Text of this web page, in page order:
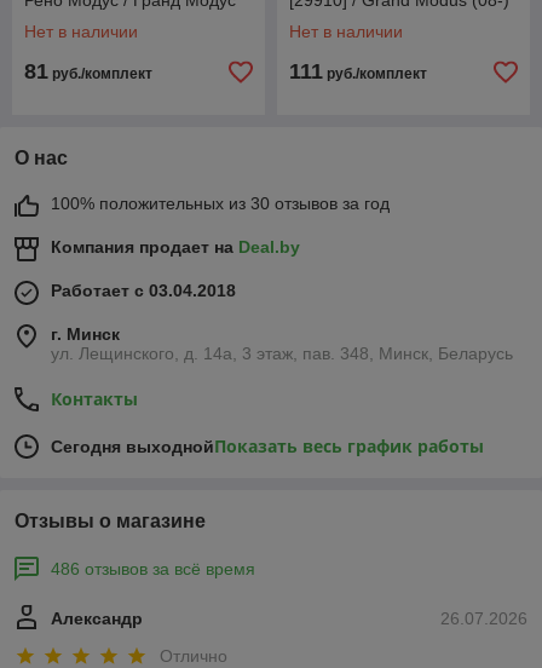
Нет в наличии
81 руб./комплект
Нет в наличии
111 руб./комплект
О нас
100% положительных из 30 отзывов за год
Компания продает на Deal.by
Работает с 03.04.2018
г. Минск
ул. Лещинского, д. 14а, 3 этаж, пав. 348, Минск, Беларусь
Контакты
Сегодня выходнойПоказать весь график работы
Отзывы о магазине
486 отзывов за всё время
26.07.2026
Александр
Отлично